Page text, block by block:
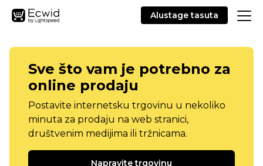
Alustage tasuta
Sve što vam je potrebno za
online prodaju
Postavite internetsku trgovinu u nekoliko
minuta za prodaju na web stranici,
društvenim medijima ili tržnicama.
Napravite trgovinu